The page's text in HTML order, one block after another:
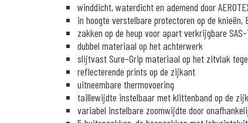
winddicht, waterdicht en ademend door
in hoogte verstelbare protectoren op de knieën,
zakken op de heup voor apart verkrijgbare
dubbel materiaal op het achterwerk
slijtvast Sure-Grip materiaal op het zitvlak
reflecterende prints op de zijkant
uitneembare thermovoering
taillewijdte instelbaar met klittenband op de
variabel instelbare zoomwijdte door